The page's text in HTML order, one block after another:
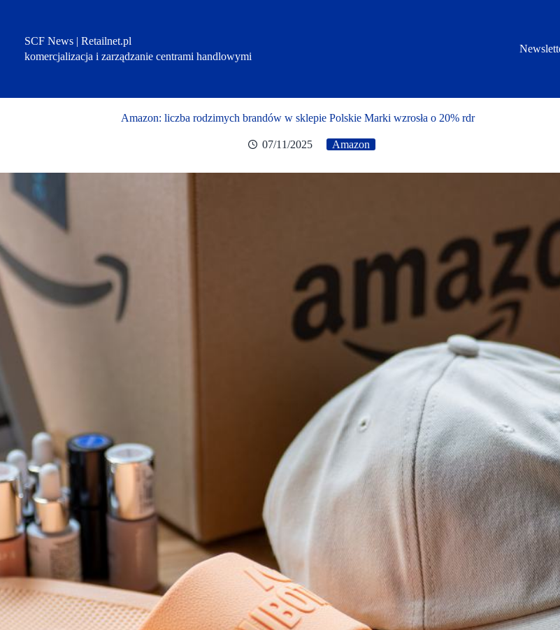
SCF News | Retailnet.pl
komercjalizacja i zarządzanie centrami handlowymi
Amazon: liczba rodzimych brandów w sklepie Polskie Marki wzrosła o 20% rdr
07/11/2025 Amazon